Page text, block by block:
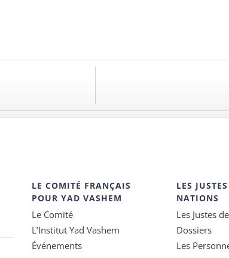
LE COMITÉ FRANÇAIS
POUR YAD VASHEM
Le Comité
L’Institut Yad Vashem
Événements
LES
NATIONS
Les Justes
Dossiers
Les